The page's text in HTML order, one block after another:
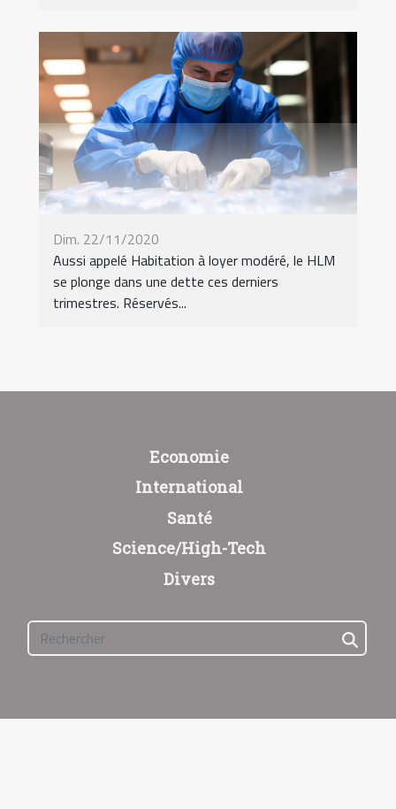
Dim. 22/11/2020
Aussi appelé Habitation à loyer modéré, le HLM
se plonge dans une dette ces derniers
trimestres. Réservés...
Economie
International
Santé
Science/High-Tech
Divers